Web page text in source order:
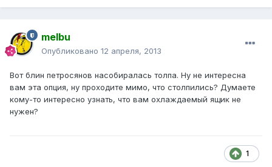
melbu
Опубликовано 12 апреля, 2013
Вот блин петросянов насобиралась толпа. Ну не интересна
вам эта опция, ну проходите мимо, что столпились? Думаете
кому-то интересно узнать, что вам охлаждаемый ящик не
нужен?
1